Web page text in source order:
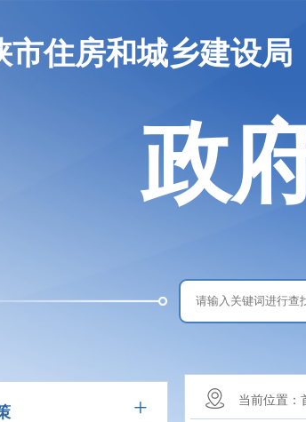
市住房和城乡建设局
政
+ 当前位置：